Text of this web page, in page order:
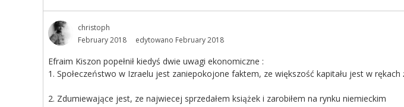
christoph
February 2018
edytowano February 2018
Efraim Kiszon popełnił kiedyś dwie uwagi ekonomiczne :
1. Społeczeństwo w Izraelu jest zaniepokojone faktem, ze większość kapitału jest w rękach
2. Zdumiewające jest, ze najwiecej sprzedałem książek i zarobiłem na rynku niemieckim